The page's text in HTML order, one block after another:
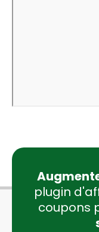
plugin
coupons